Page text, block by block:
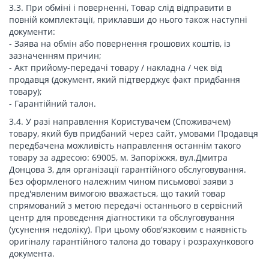
3.3. При обміні і поверненні, Товар слід відправити в
повній комплектації, приклавши до нього також наступні
документи:
- Заява на обмін або повернення грошових коштів, із
зазначенням причин;
- Акт прийому-передачі товару / накладна / чек від
продавця (документ, який підтверджує факт придбання
товару);
- Гарантійний талон.
3.4. У разі направлення Користувачем (Споживачем)
товару, який був придбаний через сайт, умовами Продавця
передбачена можливість направлення останнім такого
товару за адресою: 69005, м. Запоріжжя, вул.Дмитра
Донцова 3, для організації гарантійного обслуговування.
Без оформленого належним чином письмової заяви з
пред'явленим вимогою вважається, що такий товар
спрямований з метою передачі останнього в сервісний
центр для проведення діагностики та обслуговування
(усунення недоліку). При цьому обов'язковим є наявність
оригіналу гарантійного талона до товару і розрахункового
документа.